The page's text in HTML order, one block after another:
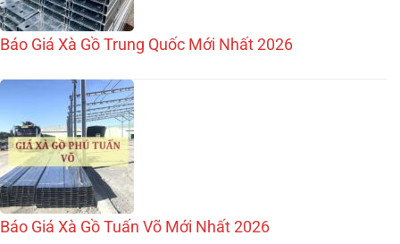
Báo Giá Xà Gồ Trung Quốc Mới Nhất 2026
Báo Giá Xà Gồ Tuấn Võ Mới Nhất 2026